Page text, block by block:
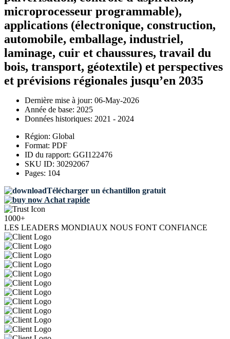
microprocesseur programmable),
applications (électronique, construction,
automobile, emballage, industriel,
laminage, cuir et chaussures, travail du
bois, transport, géotextile) et perspectives
et prévisions régionales jusqu’en 2035
Dernière mise à jour: 06-May-2026
Année de base: 2025
Données historiques: 2021 - 2024
Région: Global
Format: PDF
ID du rapport: GGI122476
SKU ID: 30292067
Pages: 104
Télécharger un échantillon gratuit
Achat rapide
1000+
LES LEADERS MONDIAUX NOUS FONT CONFIANCE